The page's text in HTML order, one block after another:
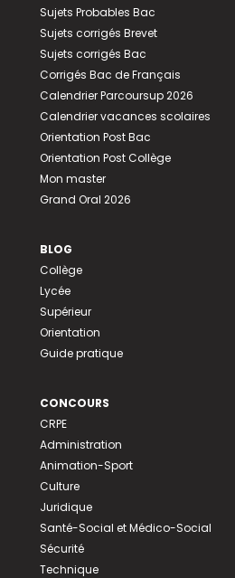
Sujets Probables Bac
Sujets corrigés Brevet
Sujets corrigés Bac
Corrigés Bac de Français
Calendrier Parcoursup 2026
Calendrier vacances scolaires
Orientation Post Bac
Orientation Post Collège
Mon master
Grand Oral 2026
BLOG
Collège
Lycée
Supérieur
Orientation
Guide pratique
CONCOURS
CRPE
Administration
Animation-Sport
Culture
Juridique
Santé-Social et Médico-Social
Sécurité
Technique